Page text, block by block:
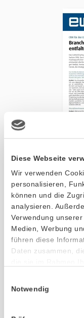
Diese Webseite
Wir verwenden
personalisieren,
können und die
analysieren.
Verwendung
Medien, Werbung
führen diese
Daten zusammen,
Notwendig
Effizient